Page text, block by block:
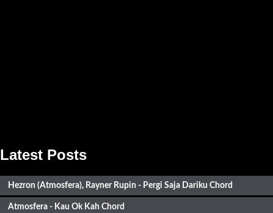
Latest Posts
Hezron (Atmosfera), Rayner Rupin - Pergi Saja Dariku Chord
Atmosfera - Kau Ok Kah Chord